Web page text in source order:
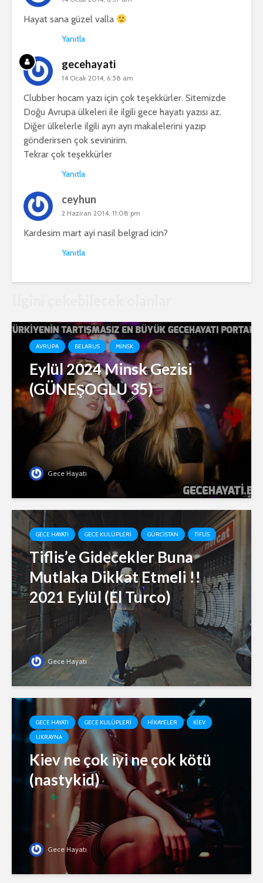
Hayat sana güzel valla
Yanıtla
gecehayati
14 Ocak 2014, 6:58 am
Clubber hocam yazı için çok teşekkürler. Sitemizde
Doğu Avrupa ülkeleri ile ilgili gece hayatı yazısı az.
Diğer ülkelerle ilgili ayrı ayrı makalelerini yazıp
gönderirsen çok sevinirim.
Tekrar çok teşekkürler
Yanıtla
ceyhun
2 Haziran 2014, 11:08 pm
Kardesim mart ayi nasil belgrad icin?
Yanıtla
AVRUPA BELARUS MINSK
Eylül 2024 Minsk Gezisi
(GÜNEŞOGLU 35)
Gece Hayatı
GECE HAYATI GECE KULÜPLERI GÜRCISTAN TIFLIS
Tiflis’e Gidecekler Buna
Mutlaka Dikkat Etmeli !!
2021 Eylül (El Turco)
Gece Hayatı
GECE HAYATI GECE KULÜPLERI HIKAYELER
KIEV
UKRAYNA
Kiev ne çok iyi ne çok kötü
(nastykid)
Gece Hayatı